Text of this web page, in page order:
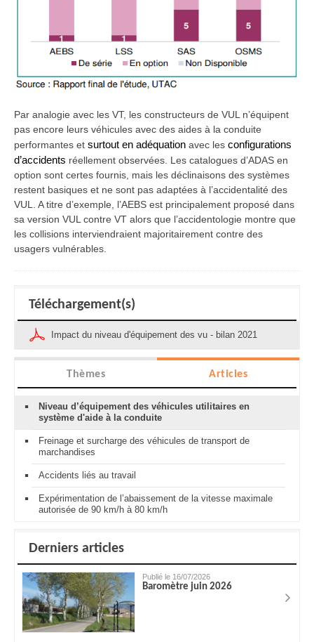
Par analogie avec les VT, les constructeurs de VUL n’équipent
pas encore leurs véhicules avec des aides à la conduite
performantes et surtout en adéquation avec les configurations
d’accidents réellement observées. Les catalogues d’ADAS en
option sont certes fournis, mais les déclinaisons des systèmes
restent basiques et ne sont pas adaptées à l’accidentalité des
VUL. A titre d’exemple, l’AEBS est principalement proposé dans
sa version VUL contre VT alors que l’accidentologie montre que
les collisions interviendraient majoritairement contre des
usagers vulnérables.
Téléchargement(s)
Impact du niveau d'équipement des vu - bilan 2021
Thèmes Articles
Niveau d’équipement des véhicules utilitaires en
système d'aide à la conduite
Freinage et surcharge des véhicules de transport de
marchandises
Accidents liés au travail
Expérimentation de l’abaissement de la vitesse maximale
autorisée de 90 km/h à 80 km/h
Derniers articles
Publié le 16/07/2026
Baromètre juin 2026